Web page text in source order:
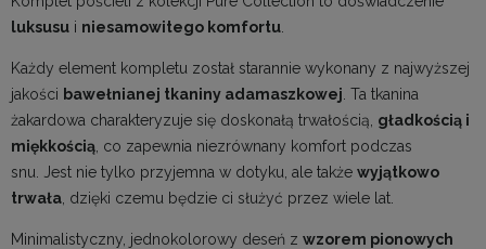
luksusu i niesamowitego komfortu
Każdy element kompletu został starannie wykonany z najwyższej
jakości bawełnianej tkaniny adamaszkowej . Ta tkanina
żakardowa charakteryzuje się doskonałą trwałością, gładkością i
miękkością , co zapewnia niezrównany komfort podczas
snu. Jest nie tylko przyjemna w dotyku, ale także wyjątkowo
trwała , dzięki czemu będzie ci służyć przez wiele lat.
Minimalistyczny, jednokolorowy deseń z wzorem pionowych